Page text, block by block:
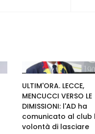
ULTIM'ORA. LECCE,
MENCUCCI VERSO LE
DIMISSIONI: l'AD ha
comunicato al club
volontà di lasciare